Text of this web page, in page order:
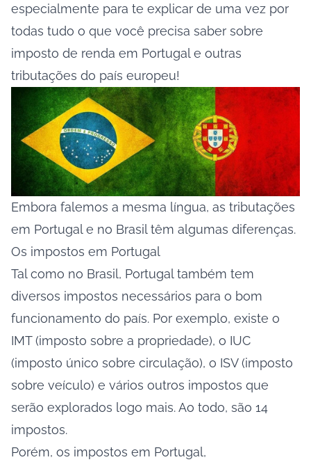
especialmente para te explicar de uma vez por
todas tudo o que você precisa saber sobre
imposto de renda em Portugal e outras
tributações do país europeu!
Embora falemos a mesma língua, as tributações
em Portugal e no Brasil têm algumas diferenças.
Os impostos em Portugal
Tal como no Brasil, Portugal também tem
diversos impostos necessários para o bom
funcionamento do país. Por exemplo, existe o
IMT (imposto sobre a propriedade), o IUC
(imposto único sobre circulação), o ISV (imposto
sobre veículo) e vários outros impostos que
serão explorados logo mais. Ao todo, são 14
impostos.
Porém, os impostos em Portugal,